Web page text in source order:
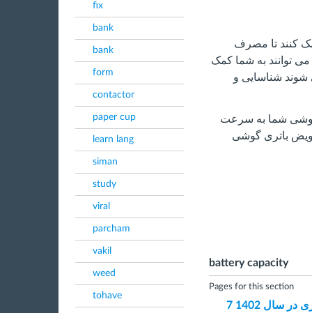
fix
bank
bank
form
contactor
paper cup
learn lang
siman
study
viral
parcham
vakil
weed
tohave
کنند تا مصرف
توانند به شما کمک
شوند شناسایی و
گوشی شما به سرعت
باتری گوشی
battery capacity
Pages for this section
سال 1402